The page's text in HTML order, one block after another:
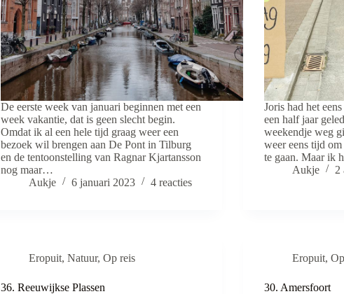
De eerste week van januari beginnen met een
week vakantie, dat is geen slecht begin.
Omdat ik al een hele tijd graag weer een
bezoek wil brengen aan De Pont in Tilburg
en de tentoonstelling van Ragnar Kjartansson
nog maar…
Aukje
6 januari 2023 4 reacties
Joris had het
een half jaar
weekendje weg
weer eens tijd
te gaan. Maar ik
Aukje
2
Eropuit, Natuur, Op reis
36. Reeuwijkse Plassen
Eropuit,
30. Amersfoort